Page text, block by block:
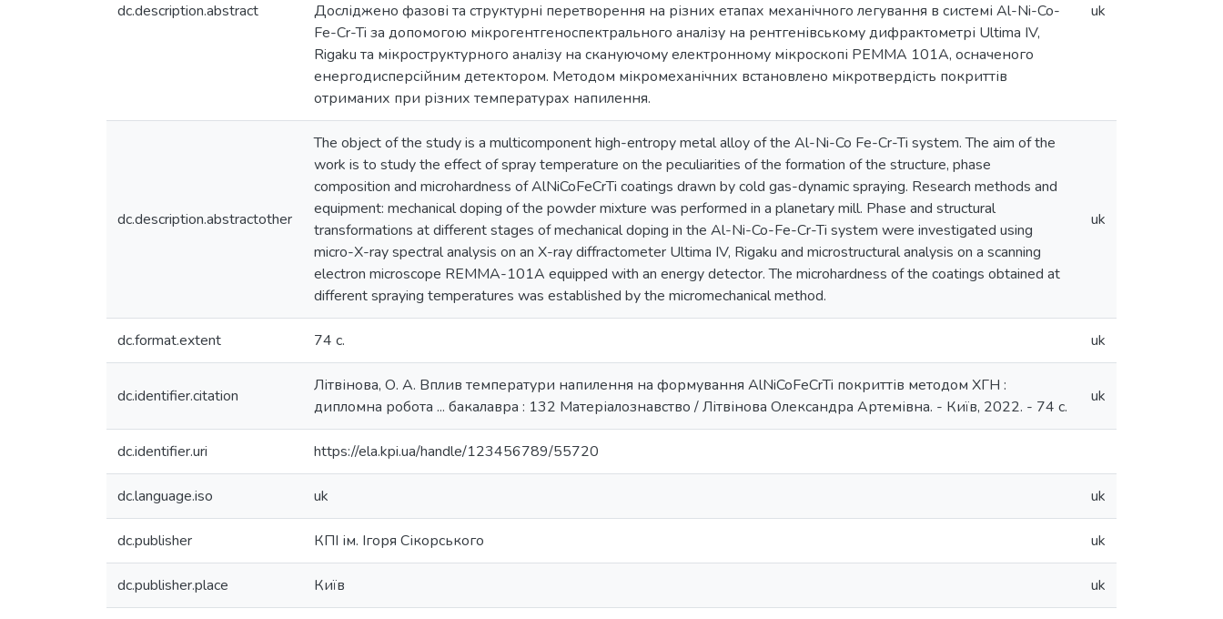
dc.description.abstract
Досліджено фазові та структурні перетворення на різних етапах механічного легування в системі Al-Ni-Co-
Fe-Cr-Ti за допомогою мікрогентгеноспектрального аналізу на рентгенівському дифрактометрі Ultima IV,
Rigaku та мікроструктурного аналізу на скануючому електронному мікроскопі РЕММА 101А, осначеного
енергодисперсійним детектором. Методом мікромеханічних встановлено мікротвердість покриттів
отриманих при різних температурах напилення.
uk
dc.description.abstractother
The object of the study is a multicomponent high-entropy metal alloy of the Al-Ni-Co Fe-Cr-Ti system. The aim of the
work is to study the effect of spray temperature on the peculiarities of the formation of the structure, phase
composition and microhardness of AlNiCoFeCrTi coatings drawn by cold gas-dynamic spraying. Research methods and
equipment: mechanical doping of the powder mixture was performed in a planetary mill. Phase and structural
transformations at different stages of mechanical doping in the Al-Ni-Co-Fe-Cr-Ti system were investigated using
micro-X-ray spectral analysis on an X-ray diffractometer Ultima IV, Rigaku and microstructural analysis on a scanning
electron microscope REMMA-101A equipped with an energy detector. The microhardness of the coatings obtained at
different spraying temperatures was established by the micromechanical method.
uk
dc.format.extent 74 с. uk
dc.identifier.citation
Літвінова, О. А. Вплив температури напилення на формування AlNiCoFeCrTi покриттів методом ХГН :
дипломна робота ... бакалавра : 132 Матеріалознавство / Літвінова Олександра Артемівна. - Київ, 2022. - 74 с.
uk
dc.identifier.uri https://ela.kpi.ua/handle/123456789/55720
dc.language.iso uk uk
dc.publisher КПІ ім. Ігоря Сікорського uk
dc.publisher.place Київ uk